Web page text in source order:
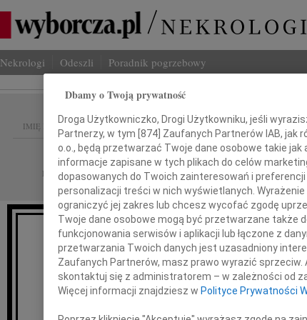
Nekrologi Odeszli Poradnik pogrzebowy
IMIĘ I NAZWISKO:
REGION: Warszawa
DATA EMISJI: 09.11.2010
Ani Duszak
wyrazy najgłębszego współczucia
Dbamy o Twoją prywatność
Droga Użytkowniczko, Drogi Użytkowniku, jeśli
Partnerzy, w tym [874] Zaufanych Partnerów IAB, jak
o.o., będą przetwarzać Twoje dane osobowe takie
informacje zapisane w tych plikach do celów
dopasowanych do Twoich zainteresowań i
personalizacji treści w nich wyświetlanych.
ograniczyć jej zakres lub chcesz wycofać zgodę
Twoje dane osobowe mogą być przetwarzane także
funkcjonowania serwisów i aplikacji lub łączone z
przetwarzania Twoich danych jest uzasadniony
Zaufanych Partnerów, masz prawo wyrazić sprzeciw.
skontaktuj się z administratorem – w zależności od
Więcej informacji znajdziesz w Polityce Prywatności